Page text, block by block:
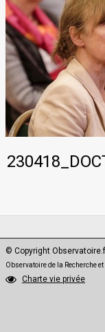
Contact
PhD·Data
© Copyright
Observatoire de la Recherche
Charte vie privée